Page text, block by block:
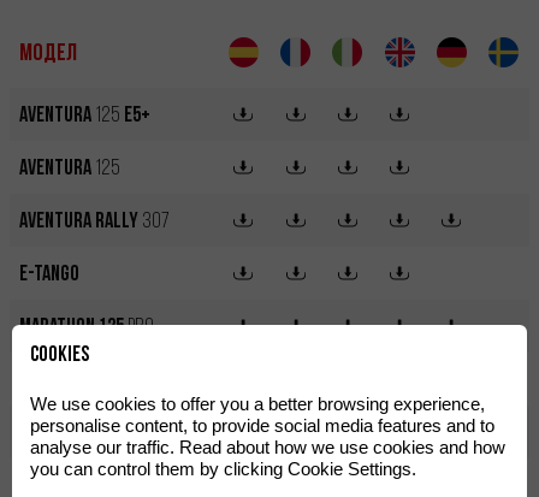
Модел
Aventura 125 E5+
Aventura 125
Aventura Rally 307
e-Tango
Marathon 125Pro
MRPRO 300i2026
MR
Cookies
We use cookies to offer you a better browsing experience,
personalise content, to provide social media features and to
analyse our traffic. Read about how we use cookies and how
you can control them by clicking Cookie Settings.